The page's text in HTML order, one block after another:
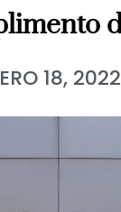
18, 2022